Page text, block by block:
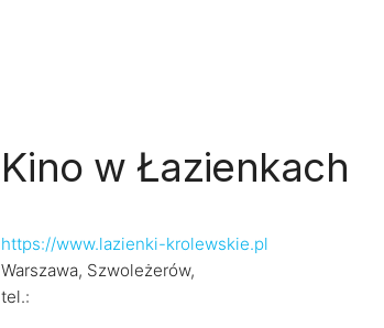
Kino w Łazienkach
https://www.lazienki-krolewskie.pl
Warszawa, Szwoleżerów,
tel.: